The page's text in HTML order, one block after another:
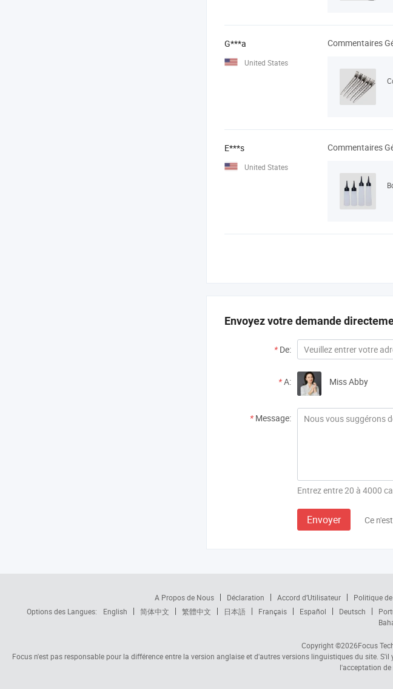
G***a
United States
Commentaires
E***s
United States
Commentaires
Envoyez votre demande
* De:
*A: Miss Abby
* Message:
Entrez entre 20 à 4000
Envoyer Ce
A Propos de Nous Déclaration Accord d’Utilisateur Politique
Options des Langues:
English 简体中文 繁體中文 日本語 Français Español Deutsch
Copyright ©2026Focus
Focus n'est pas responsable pour la différence entre la version anglaise et d'autres versions linguistiques du site.
l'acceptation de